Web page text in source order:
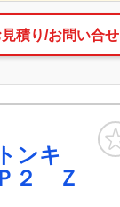
積り/お問い合せ
ンキ
２ Ｚ